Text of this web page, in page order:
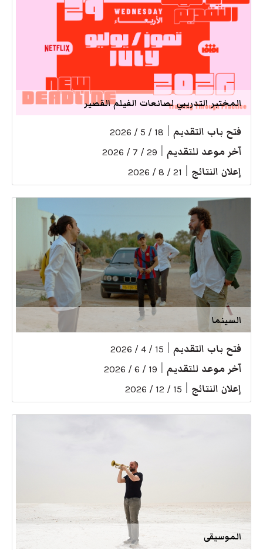
المختبر التدريبي لصانعات الفيلم القصير
فتح باب التقديم 18 / 5 / 2026
آخر موعد للتقديم 29 / 7 / 2026
إعلان النتائج 21 / 8 / 2026
السينما
فتح باب التقديم 15 / 4 / 2026
آخر موعد للتقديم 19 / 6 / 2026
إعلان النتائج 15 / 12 / 2026
الموسيقى